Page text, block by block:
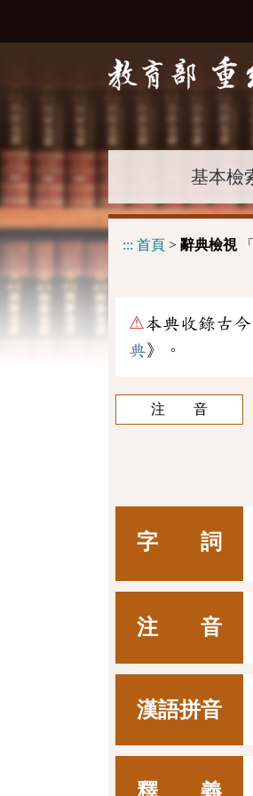
基本檢
::: 首頁 > 辭典檢視「
⚠本典收錄古今
典》。
注 音
字 詞
注 音
漢語拼音